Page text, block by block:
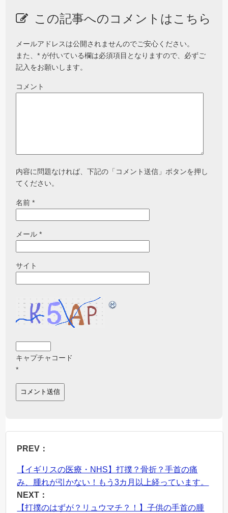
この記事へのコメントはこちら
メールアドレスは公開されませんのでご安心ください。
また、* が付いている欄は必須項目となりますので、必ずご
記入をお願いします。
コメント
内容に問題なければ、下記の「コメント送信」ボタンを押し
てください。
名前*
メール*
サイト
キャプチャコード
*
PREV：
【イギリスの医療・NHS】打撲？骨折？手首の痛
み、腫れが引かない！もう3カ月以上経っています。
NEXT：
【打撲のはずが？リュウマチ？！】子供の手首の腫